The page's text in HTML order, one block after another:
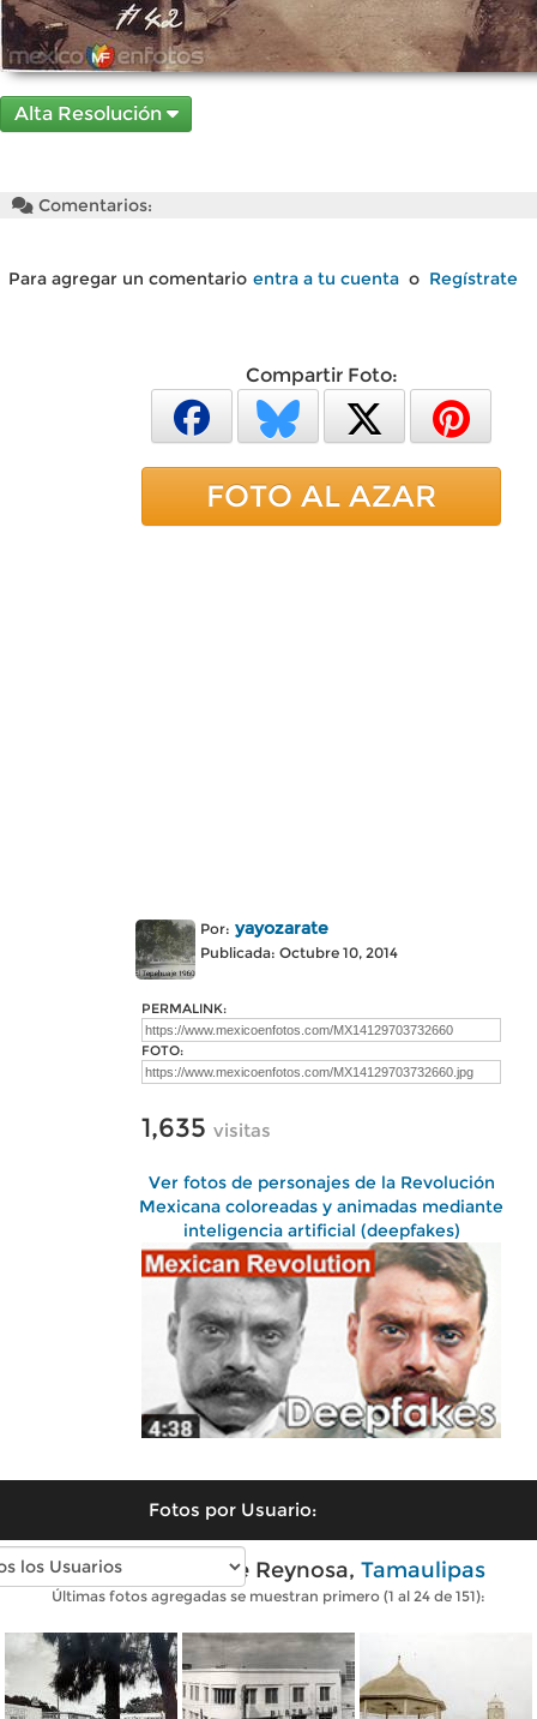
Alta Resolución
Comentarios:
Para agregar un comentario entra a tu cuenta o Regístrate
Compartir Foto:
FOTO AL AZAR
Por: yayozarate
Publicada: Octubre 10, 2014
PERMALINK:
FOTO:
1,635 visitas
Ver fotos de personajes de la Revolución
Mexicana coloreadas y animadas mediante
inteligencia artificial (deepfakes)
Fotos por Usuario:
Fotos antiguas de Reynosa, Tamaulipas
Últimas fotos agregadas se muestran primero (1 al 24 de 151):